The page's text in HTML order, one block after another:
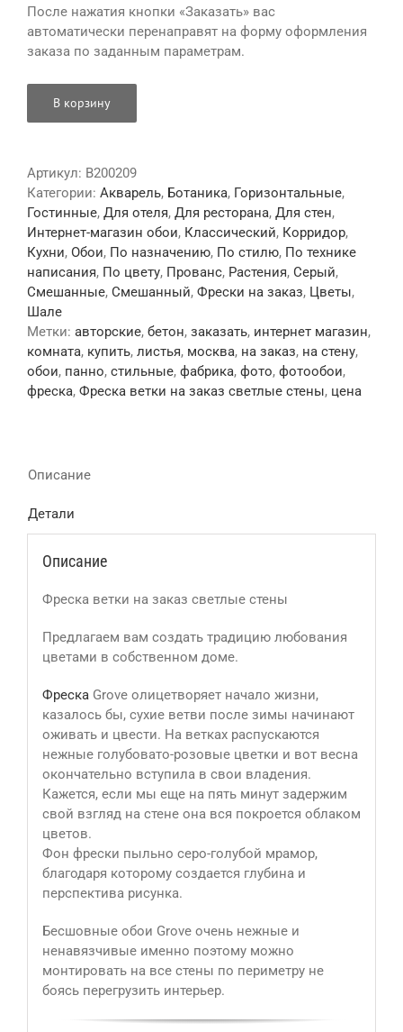
После нажатия кнопки «Заказать» вас
автоматически перенаправят на форму оформления
заказа по заданным параметрам.
В корзину
Артикул: B200209
Категории: Акварель, Ботаника, Горизонтальные,
Гостинные, Для отеля, Для ресторана, Для стен,
Интернет-магазин обои, Классический, Корридор,
Кухни, Обои, По назначению, По стилю, По технике
написания, По цвету, Прованс, Растения, Серый,
Смешанные, Смешанный, Фрески на заказ, Цветы,
Шале
Метки: авторские, бетон, заказать, интернет магазин,
комната, купить, листья, москва, на заказ, на стену,
обои, панно, стильные, фабрика, фото, фотообои,
фреска, Фреска ветки на заказ светлые стены, цена
Описание
Детали
Описание
Фреска ветки на заказ светлые стены
Предлагаем вам создать традицию любования
цветами в собственном доме.
ФрескаGrove олицетворяет начало жизни,
казалось бы, сухие ветви после зимы начинают
оживать и цвести. На ветках распускаются
нежные голубовато-розовые цветки и вот весна
окончательно вступила в свои владения.
Кажется, если мы еще на пять минут задержим
свой взгляд на стене она вся покроется облаком
цветов.
Фон фрески пыльно серо-голубой мрамор,
благодаря которому создается глубина и
перспектива рисунка.
Бесшовные обои Grove очень нежные и
ненавязчивые именно поэтому можно
монтировать на все стены по периметру не
боясь перегрузить интерьер.